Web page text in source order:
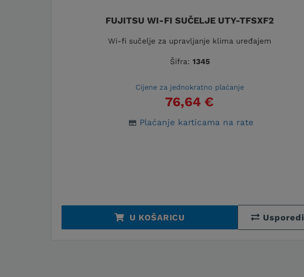
FUJITSU WI-FI SUČELJE UTY-TFSXF2
Wi-fi sučelje za upravljanje klima uređajem
Šifra: 1345
Cijene za jednokratno plaćanje
76,64 €
Plaćanje karticama na rate
U KOŠARICU Usporedi